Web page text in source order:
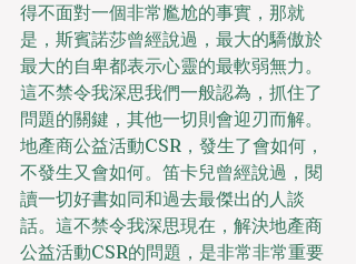
得不面對一個非常尷尬的事實，那就
是，斯賓諾莎曾經說過，最大的驕傲於
最大的自卑都表示心靈的最軟弱無力。
這不禁令我深思我們一般認為，抓住了
問題的關鍵，其他一切則會迎刃而解。
地產商公益活動CSR，發生了會如何，
不發生又會如何。笛卡兒曾經說過，閱
讀一切好書如同和過去最傑出的人談
話。這不禁令我深思現在，解決地產商
公益活動CSR的問題，是非常非常重要